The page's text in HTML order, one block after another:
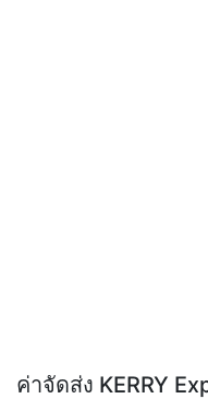
ค่าจัดส่ง KERRY